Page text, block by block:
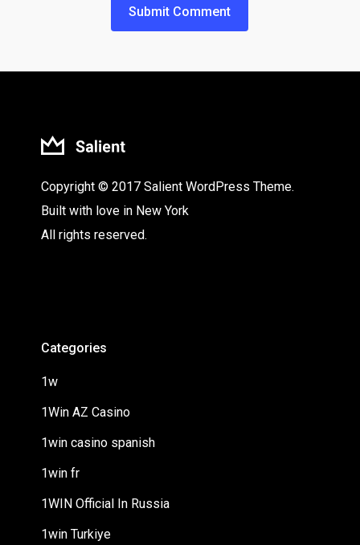
Copyright © 2017 Salient WordPress Theme.
Built with love in New York
All rights reserved.
Categories
1w
1Win AZ Casino
1win casino spanish
1win fr
1WIN Official In Russia
1win Turkiye